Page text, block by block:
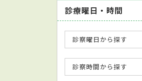
診療曜日・時間
診察曜日から探す
診察時間から探す